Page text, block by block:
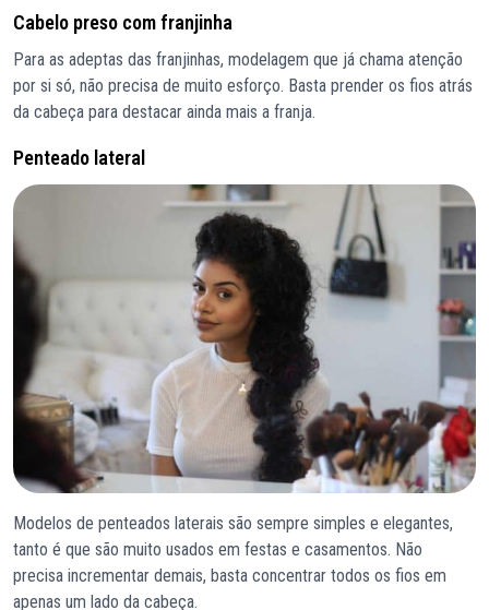
Cabelo preso com franjinha
Para as adeptas das franjinhas, modelagem que já chama atenção
por si só, não precisa de muito esforço. Basta prender os fios atrás
da cabeça para destacar ainda mais a franja.
Penteado lateral
Modelos de penteados laterais são sempre simples e elegantes,
tanto é que são muito usados em festas e casamentos. Não
precisa incrementar demais, basta concentrar todos os fios em
apenas um lado da cabeça.